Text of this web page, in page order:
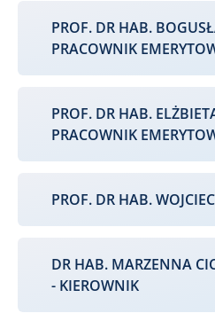
PROF. DR HAB.
PRACOWNIK
PROF. DR HAB.
PRACOWNIK
PROF. DR HAB.
DR HAB. MARZENNA
- KIEROWNIK